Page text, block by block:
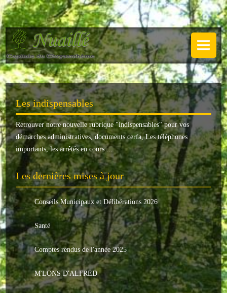
NUAILLÉ
Plan de Nuaillé
Sentiers pédestres
Guide annuel
Histoire
Galerie
LA MAIRIE
Horaires
Agence postale
Le conseil municipal
Les élus
Les commissions
.
Les indispensables
Retrouver notre nouvelle rubrique "indispensables" pour vos
démarches administratives, documents cerfa, Les téléphones
importants, les arrêtés en cours ...
Les dernières mises à jour
Conseils Municipaux et Délibérations 2026
Santé
Comptes rendus de l'année 2025
M'LONS D'ALFRED